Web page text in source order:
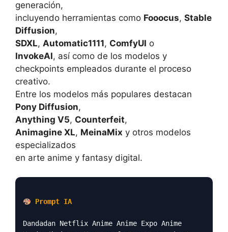
generación,
incluyendo herramientas como Fooocus, Stable
Diffusion,
SDXL, Automatic1111, ComfyUI o
InvokeAI, así como de los modelos y
checkpoints empleados durante el proceso
creativo.
Entre los modelos más populares destacan
Pony Diffusion,
Anything V5, Counterfeit,
Animagine XL, MeinaMix y otros modelos
especializados
en arte anime y fantasy digital.
Prompt IA
Dandadan Netflix Anime Anime Expo Anime